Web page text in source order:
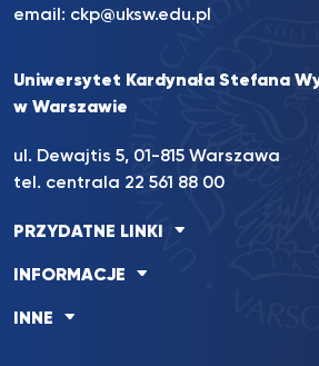
email: ckp@uksw.edu.pl
Uniwersytet Kardynała Stefana
w Warszawie
ul. Dewajtis 5, 01-815 Warszawa
tel. centrala 22 561 88 00
PRZYDATNE LINKI
INFORMACJE
INNE